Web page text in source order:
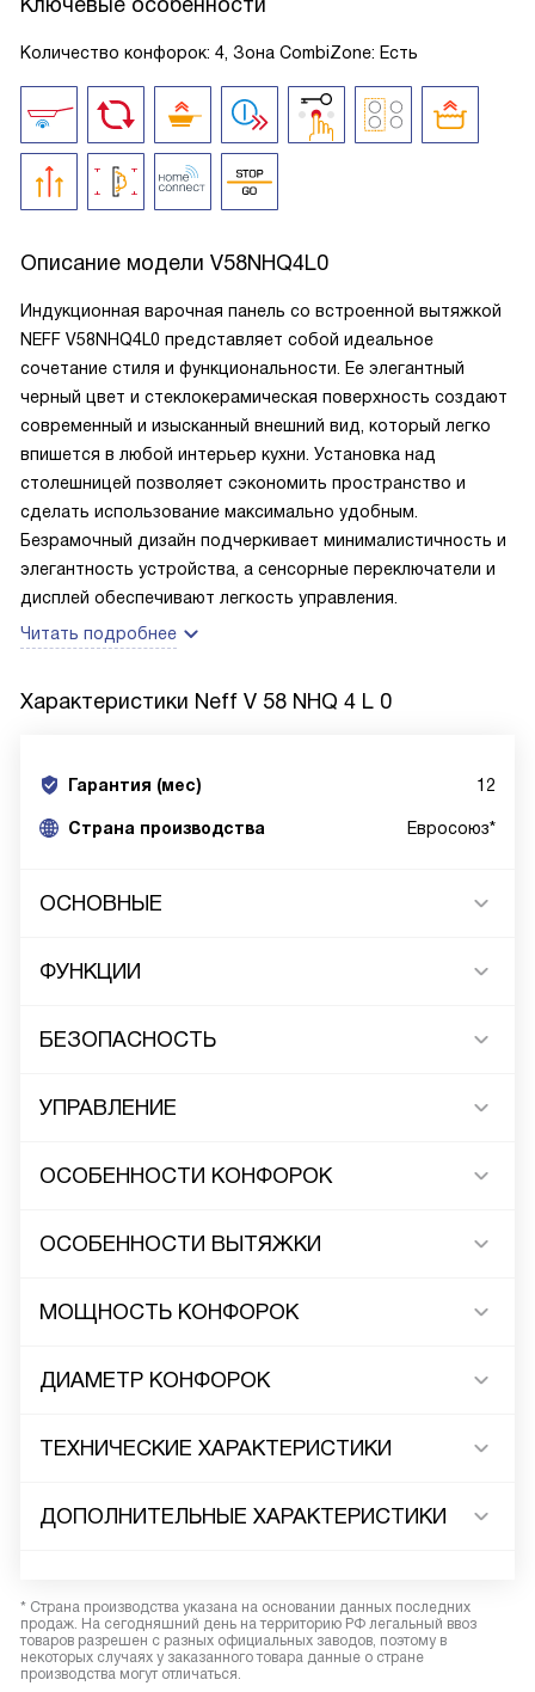
Ключевые особенности
Количество конфорок: 4, Зона CombiZone: Есть
Описание модели V58NHQ4L0
Индукционная варочная панель со встроенной вытяжкой
NEFF V58NHQ4L0 представляет собой идеальное
сочетание стиля и функциональности. Ее элегантный
черный цвет и стеклокерамическая поверхность создают
современный и изысканный внешний вид, который легко
впишется в любой интерьер кухни. Установка над
столешницей позволяет сэкономить пространство и
сделать использование максимально удобным.
Безрамочный дизайн подчеркивает минималистичность и
элегантность устройства, а сенсорные переключатели и
дисплей обеспечивают легкость управления.
Читать подробнее
Характеристики Neff V 58 NHQ 4 L 0
Гарантия (мес) 12
Страна производства Евросоюз*
ОСНОВНЫЕ
ФУНКЦИИ
БЕЗОПАСНОСТЬ
УПРАВЛЕНИЕ
ОСОБЕННОСТИ КОНФОРОК
ОСОБЕННОСТИ ВЫТЯЖКИ
МОЩНОСТЬ КОНФОРОК
ДИАМЕТР КОНФОРОК
ТЕХНИЧЕСКИЕ ХАРАКТЕРИСТИКИ
ДОПОЛНИТЕЛЬНЫЕ ХАРАКТЕРИСТИКИ
* Страна производства указана на основании данных последних
продаж. На сегодняшний день на территорию РФ легальный ввоз
товаров разрешен с разных официальных заводов, поэтому в
некоторых случаях у заказанного товара данные о стране
производства могут отличаться.